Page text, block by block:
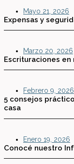
Mayo 21, 2026
Expensas y
Marzo 20, 2026
Escrituraciones
Febrero 9, 2026
5 consejos
casa
Enero 19, 2026
Conocé nuestro